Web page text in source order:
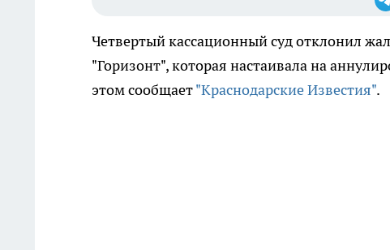
Четвертый кассационный суд отклонил
"Горизонт", которая настаивала на
этом сообщает"Краснодарские Известия".